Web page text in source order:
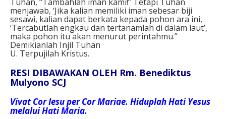
menjawab, ‘Jika kalian memiliki iman sebesar biji
sesawi, kalian dapat berkata kepada pohon ara ini,
‘Tercabutlah engkau dan tertanamlah di dalam laut’,
maka pohon itu akan menurut perintahmu.”
Demikianlah Injil Tuhan
U. Terpujilah Kristus.
RESI DIBAWAKAN OLEH Rm. Benediktus
Mulyono SCJ
Vivat Cor Iesu per Cor Mariae. Hiduplah Hati Yesus
melalui Hati Maria.